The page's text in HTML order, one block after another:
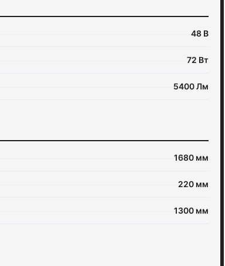
48 В
72 Вт
5400 Лм
1680 мм
220 мм
1300 мм